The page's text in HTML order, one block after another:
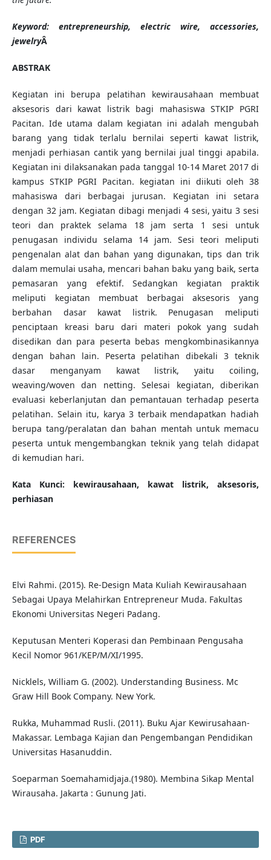
Keyword: entrepreneurship, electric wire, accessories,
jewelryÂ
ABSTRAK
Kegiatan ini berupa pelatihan kewirausahaan membuat
aksesoris dari kawat listrik bagi mahasiswa STKIP PGRI
Pacitan. Ide utama dalam kegiatan ini adalah mengubah
barang yang tidak terlalu bernilai seperti kawat listrik,
menjadi perhiasan cantik yang bernilai jual tinggi apabila.
Kegiatan ini dilaksanakan pada tanggal 10-14 Maret 2017 di
kampus STKIP PGRI Pacitan. kegiatan ini diikuti oleh 38
mahasiswa dari berbagai jurusan. Kegiatan ini setara
dengan 32 jam. Kegiatan dibagi menjadi 4 sesi, yaitu 3 sesi
teori dan praktek selama 18 jam serta 1 sesi untuk
penugasan individu selama 14 jam. Sesi teori meliputi
pengenalan alat dan bahan yang digunakan, tips dan trik
dalam memulai usaha, mencari bahan baku yang baik, serta
pemasaran yang efektif. Sedangkan kegiatan praktik
meliputi kegiatan membuat berbagai aksesoris yang
berbahan dasar kawat listrik. Penugasan meliputi
penciptaan kreasi baru dari materi pokok yang sudah
disedikan dan para peserta bebas mengkombinasikannya
dengan bahan lain. Peserta pelatihan dibekali 3 teknik
dasar menganyam kawat listrik, yaitu coiling,
weaving/woven dan netting. Selesai kegiatan, diberikan
evaluasi keberlanjutan dan pemantauan terhadap peserta
pelatihan. Selain itu, karya 3 terbaik mendapatkan hadiah
berupa tang/peralatan dan bahan mentah untuk memacu
peserta untuk mengembangkan teknik yang telah didapat
di kemudian hari.
Kata Kunci:
kewirausahaan, kawat listrik, aksesoris,
perhiasan
REFERENCES
Elvi Rahmi. (2015). Re-Design Mata Kuliah Kewirausahaan
Sebagai Upaya Melahirkan Entrepreneur Muda. Fakultas
Ekonomi Universitas Negeri Padang.
Keputusan Menteri Koperasi dan Pembinaan Pengusaha
Kecil Nomor 961/KEP/M/XI/1995.
Nicklels, William G. (2002). Understanding Business. Mc
Graw Hill Book Company. New York.
Rukka, Muhammad Rusli. (2011). Buku Ajar Kewirusahaan-
Makassar. Lembaga Kajian dan Pengembangan Pendidikan
Universitas Hasanuddin.
Soeparman Soemahamidjaja.(1980). Membina Sikap Mental
Wirausaha. Jakarta : Gunung Jati.
PDF